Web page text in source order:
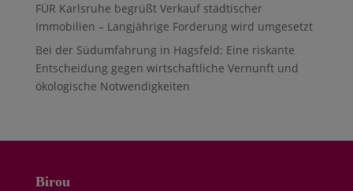
FÜR Karlsruhe begrüßt Verkauf städtischer
Immobilien – Langjährige Forderung wird umgesetzt
Bei der Südumfahrung in Hagsfeld: Eine riskante
Entscheidung gegen wirtschaftliche Vernunft und
ökologische Notwendigkeiten
Birou